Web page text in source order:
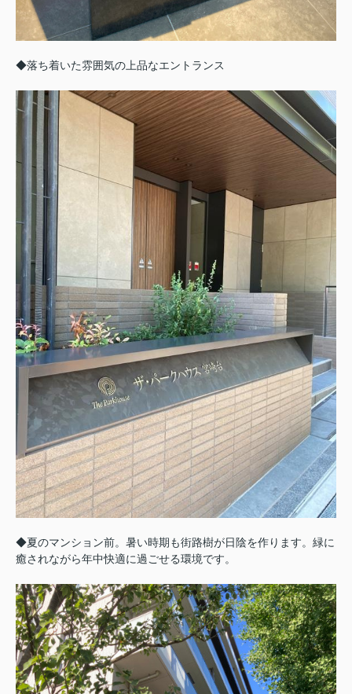
◆落ち着いた雰囲気の上品なエントランス
◆夏のマンション前。暑い時期も街路樹が日陰を作ります。緑に
癒されながら年中快適に過ごせる環境です。